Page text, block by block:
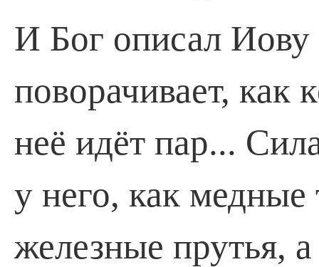
И Бог описал Иову
по­ворачивает, как
неё идёт пар...
у него, как медные
железные прутья,